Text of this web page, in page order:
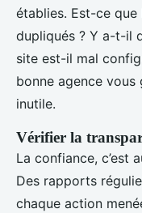
établies. Est-ce
dupliqués ? Y a-t-il
site est-il mal
bonne agence vous
inutile.
Vérifier la
La confiance, c’est
Des rapports
chaque action